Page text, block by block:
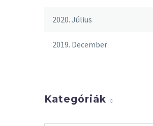
2020. Július
2019. December
Kategóriák